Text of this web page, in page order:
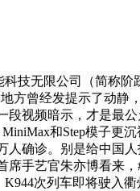
无限公司（简称阶
曾经发提示了动静
视频暗示，才是最
和Step模子更
确诊。别是给中国
手艺官朱亦博看来
次列车即将驶入